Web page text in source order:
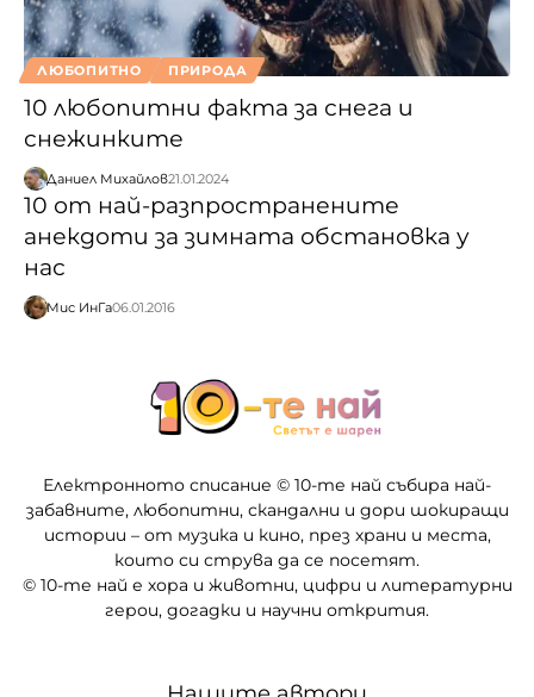
ЛЮБОПИТНО ПРИРОДА
10 любопитни факта за снега и
снежинките
Даниел Михайлов21.01.2024
10 от най-разпространените
анекдоти за зимната обстановка у
нас
Мис ИнГа06.01.2016
Електронното списание © 10-те най събира най-
забавните, любопитни, скандални и дори шокиращи
истории – от музика и кино, през храни и места,
които си струва да се посетят.
© 10-те най е хора и животни, цифри и литературни
герои, догадки и научни открития.